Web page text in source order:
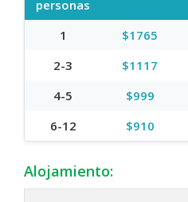
personas
1
$1765
2-3
$1117
4-5
$999
6-12
$910
Alojamiento: